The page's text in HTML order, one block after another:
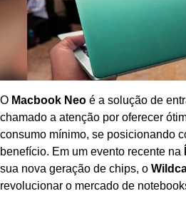
O Macbook Neo é a solução de
chamado a atenção por oferecer
consumo mínimo, se posicionando
benefício. Em um evento recente na
sua nova geração de chips, o
revolucionar o mercado de